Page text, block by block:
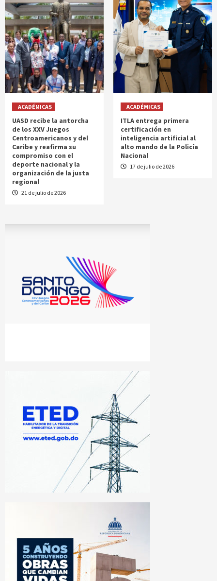
ACADÉMICAS
UASD recibe la antorcha
de los XXV Juegos
Centroamericanos y del
Caribe y reafirma su
compromiso con el
deporte nacional y la
organización de la justa
regional
21 de julio de 2026
ACADÉMICAS
ITLA entrega primera
certificación en
inteligencia artificial al
alto mando de la Policía
Nacional
17 de julio de 2026